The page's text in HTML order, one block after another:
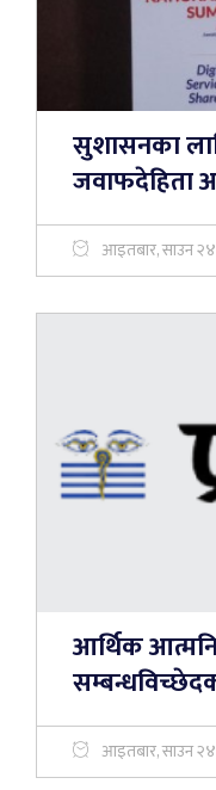
सुशासनका
आइतबार, साउन
आर्थिक
आइतबार, साउन